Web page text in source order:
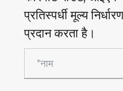
प्रतिस्पर्धी मूल्य
प्रदान करता है।